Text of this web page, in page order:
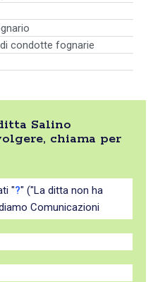
condotte fognarie
Salino
chiama per
"?" ("La ditta non ha
Comunicazioni